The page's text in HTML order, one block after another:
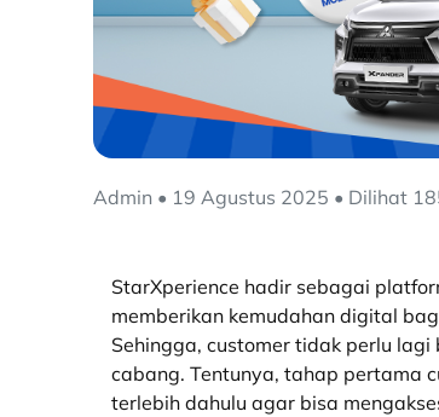
Admin • 19 Agustus 2025 • Dilihat
StarXperience hadir sebagai
memberikan kemudahan digital
Sehingga, customer tidak perlu
cabang. Tentunya, tahap pertama
terlebih dahulu agar bisa